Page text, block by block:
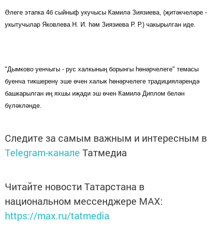
Әлеге этапка 4б сыйныф укучысы Камилә Зиязиева, (җитәкчеләре -
укытучылар Яковлева Н. И. һәм Зиязиева Р. Р.) чакырылган иде.
"Дымково уенчыгы - рус халкының борынгы һөнәрчелеге" темасы
буенча тикшеренү эше өчен халык һөнәрчелеге традицияләрендә
башкарылган иң яхшы иҗади эш өчен Камилә Диплом белән
бүләкләнде.
Следите за самым важным и интересным в
Telegram-канале Татмедиа
Читайте новости Татарстана в
национальном мессенджере MАХ:
https://max.ru/tatmedia